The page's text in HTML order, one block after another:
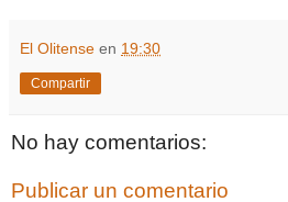
El Olitense en 19:30
Compartir
No hay comentarios:
Publicar un comentario